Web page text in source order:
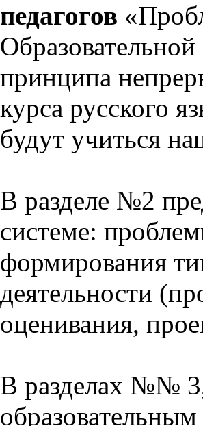
педагогов
принципа
курса русского
будут учиться
В разделе №2
системе:
формирования
деятельности
оценивания,
В разделах №№